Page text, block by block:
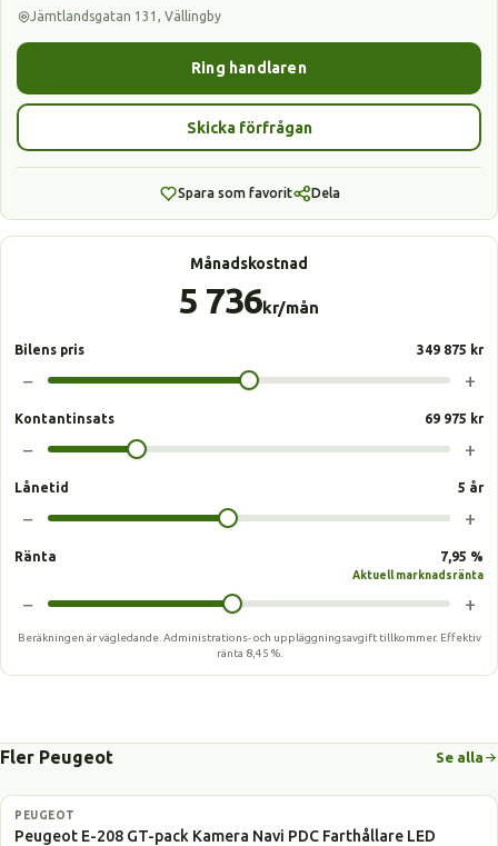
Jämtlandsgatan 131, Vällingby
Ring handlaren
Skicka förfrågan
Spara som favorit Dela
Månadskostnad
5 736kr/mån
Bilens pris 349 875 kr
− +
Kontantinsats 69 975 kr
− +
Lånetid 5 år
− +
Ränta 7,95 %
Aktuell marknadsränta
− +
Beräkningen är vägledande. Administrations- och uppläggningsavgift tillkommer. Effektiv
ränta 8,45 %.
Fler Peugeot Se alla
Elbil
PEUGEOT
Peugeot E-208 GT-pack Kamera Navi PDC Farthållare LED